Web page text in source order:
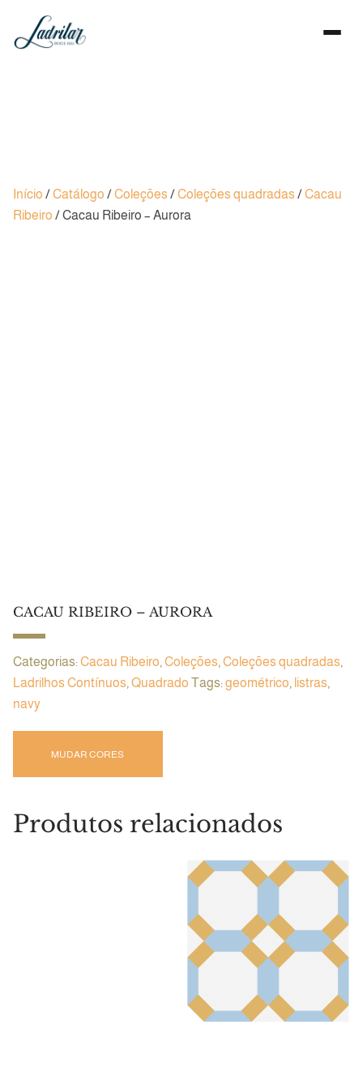
Início /Catálogo /Coleções/Coleções quadradas/Cacau
Ribeiro / Cacau Ribeiro – Aurora
CACAU RIBEIRO – AURORA
Categorias:Cacau Ribeiro, Coleções, Coleções quadradas,
Ladrilhos Contínuos, Quadrado Tags:geométrico, listras,
navy
MUDAR CORES
Produtos relacionados